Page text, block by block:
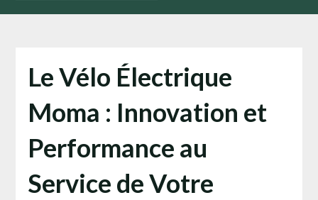
Le Vélo Électrique
Moma : Innovation et
Performance au
Service de Votre